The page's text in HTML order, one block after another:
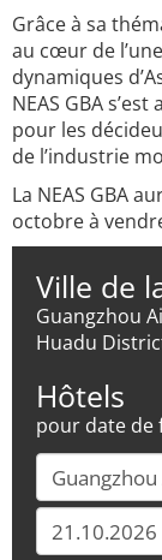
Grâce à sa
au cœur de
dynamiques
NEAS GBA
pour les
de l’industrie
La NEAS GBA
octobre à
Ville de
Guangzhou
Huadu
Hôtels
pour date de